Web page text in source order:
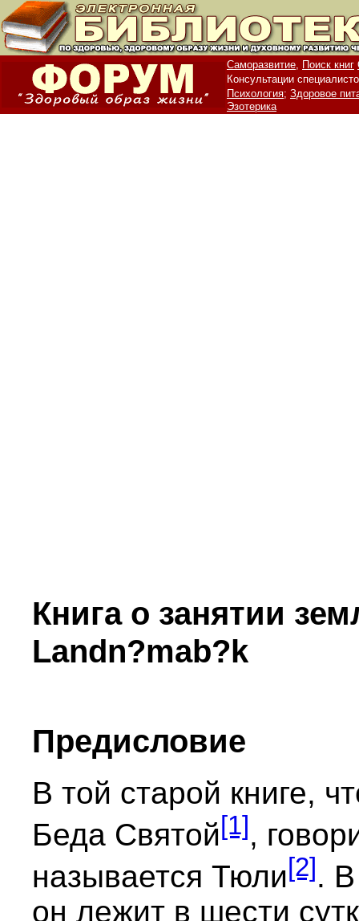
Саморазвитие, Поиск книг
Консультации
Психология; Здоровое
Эзотерика
Книга о занятии
Landn?mab?k
Предисловие
В той старой книге,
Беда Святой [1] ,
называется Тюли [2] .
он лежит в шести